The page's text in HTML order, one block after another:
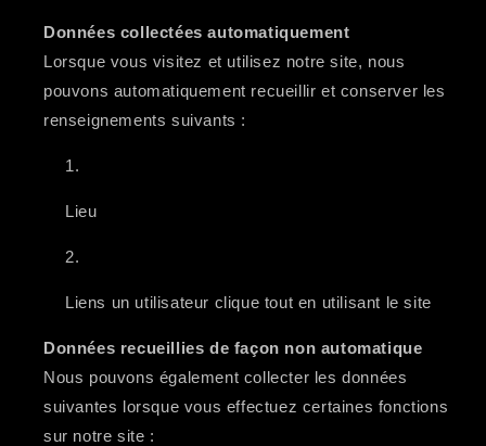
Données collectées automatiquement
Lorsque vous visitez et utilisez notre site, nous
pouvons automatiquement recueillir et conserver les
renseignements suivants :
Lieu
Liens un utilisateur clique tout en utilisant le site
Données recueillies de façon non automatique
Nous pouvons également collecter les données
suivantes lorsque vous effectuez certaines fonctions
sur notre site :